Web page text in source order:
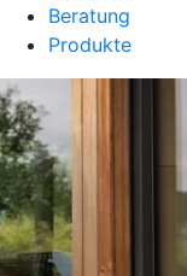
Beratung
Produkte